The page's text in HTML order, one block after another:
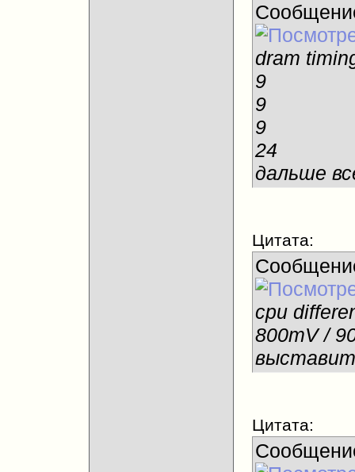
dram
9
9
9
24
дальше
Цитата:
cpu
800mV /
Цитата: